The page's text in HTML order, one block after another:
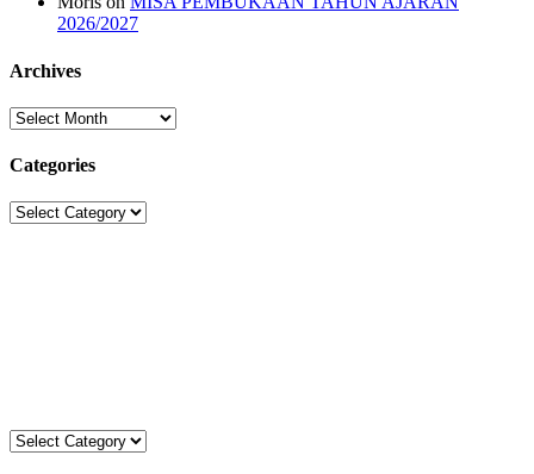
2026/2027
Archives
Archives
Categories
Categories
Kategori